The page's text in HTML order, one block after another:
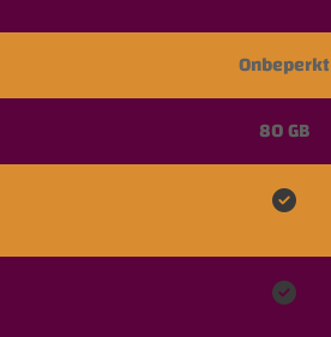
Onbeperkt
80 GB

